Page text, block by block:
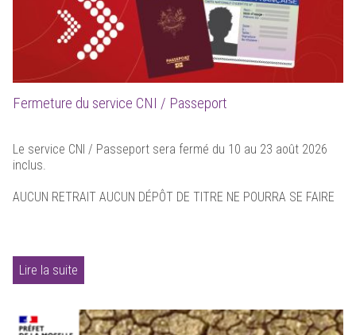
Fermeture du service CNI / Passeport
Le service CNI / Passeport sera fermé du 10 au 23 août 2026
inclus.
AUCUN RETRAIT AUCUN DÉPÔT DE TITRE NE POURRA SE FAIRE
Lire la suite